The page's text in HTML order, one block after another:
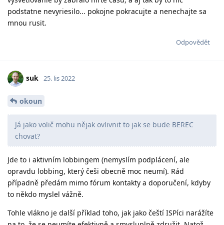
podstatne nevyriesilo... pokojne pokracujte a nenechajte sa
mnou rusit.
Odpovědět
suk 25. lis 2022
okoun
Já jako volič mohu nějak ovlivnit to jak se bude BEREC
chovat?
Jde to i aktivním lobbingem (nemyslím podplácení, ale
opravdu lobbing, který češi obecně moc neumí). Rád
případně předám mimo fórum kontakty a doporučení, kdyby
to někdo myslel vážně.
Tohle vlákno je další příklad toho, jak jako čeští ISPíci narážíte